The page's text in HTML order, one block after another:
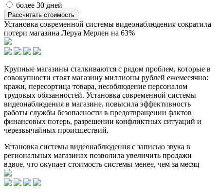
более 30 дней
Рассчитать стоимость
Установка современной системы видеонаблюдения сократила
потери магазина Леруа Мерлен на 63%
Крупные магазины сталкиваются с рядом проблем, которые в
совокупности стоят магазину миллионы рублей ежемесячно:
кражи, пересортица товара, несоблюдение персоналом
трудовых обязанностей. Установка современной системы
видеонаблюдения в магазине, повысила эффективность
работы службы безопасности в предотвращении фактов
финансовых потерь, разрешении конфликтных ситуаций и
черезвычайных происшествий.
Установка системы видеонаблюдения с записью звука в
региональных магазинах позволила увеличить продажи
вдвое, что окупает стоимость системы менее, чем за месяц